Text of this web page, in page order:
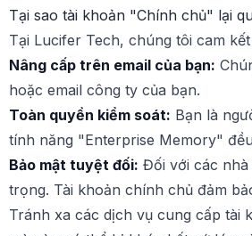
Tại sao tài khoản "Chính chủ" lại
Tại Lucifer Tech, chúng tôi cam
Nâng cấp trên email của bạn:
hoặc email công ty của bạn.
Toàn quyền kiểm soát: Bạn là
tính năng "Enterprise Memory"
Bảo mật tuyệt đối: Đối với các
trọng. Tài khoản chính chủ đảm
Tránh xa các dịch vụ cung cấp tài